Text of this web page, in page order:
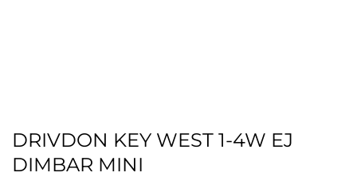
DRIVDON KEY WEST 1-4W EJ
DIMBAR MINI